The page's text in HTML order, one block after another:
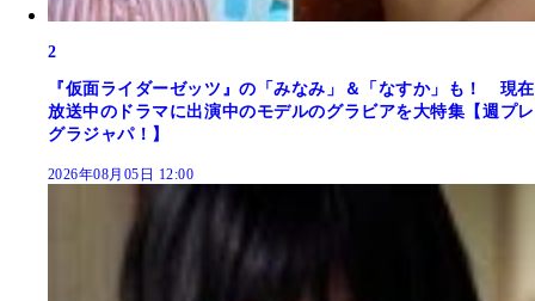
2
『仮面ライダーゼッツ』の「みなみ」＆「なすか」も！ 現在
放送中のドラマに出演中のモデルのグラビアを大特集【週プレ
グラジャパ！】
2026年08月05日 12:00